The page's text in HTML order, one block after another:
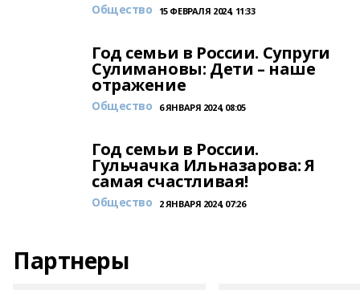
Общество 15 ФЕВРАЛЯ 2024, 11:33
Год семьи в России. Супруги
Сулимановы: Дети – наше
отражение
Общество 6 ЯНВАРЯ 2024, 08:05
Год семьи в России.
Гульчачка Ильназарова: Я
самая счастливая!
Общество 2 ЯНВАРЯ 2024, 07:26
Партнеры